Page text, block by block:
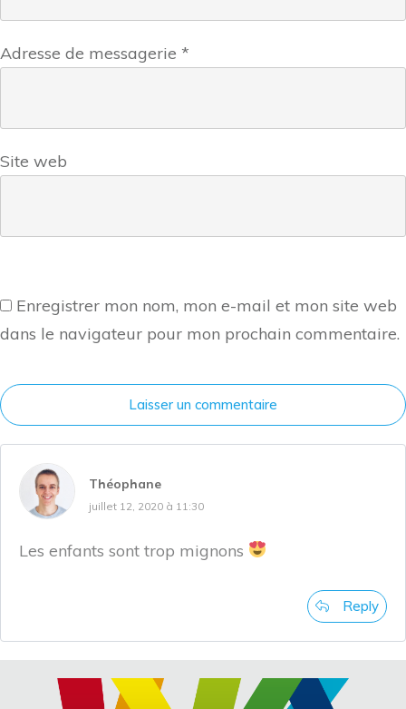
Adresse de messagerie *
Site web
Enregistrer mon nom, mon e-mail et mon site web
dans le navigateur pour mon prochain commentaire.
Laisser un commentaire
Théophane
juillet 12, 2020 à 11:30
Les enfants sont trop mignons
Reply